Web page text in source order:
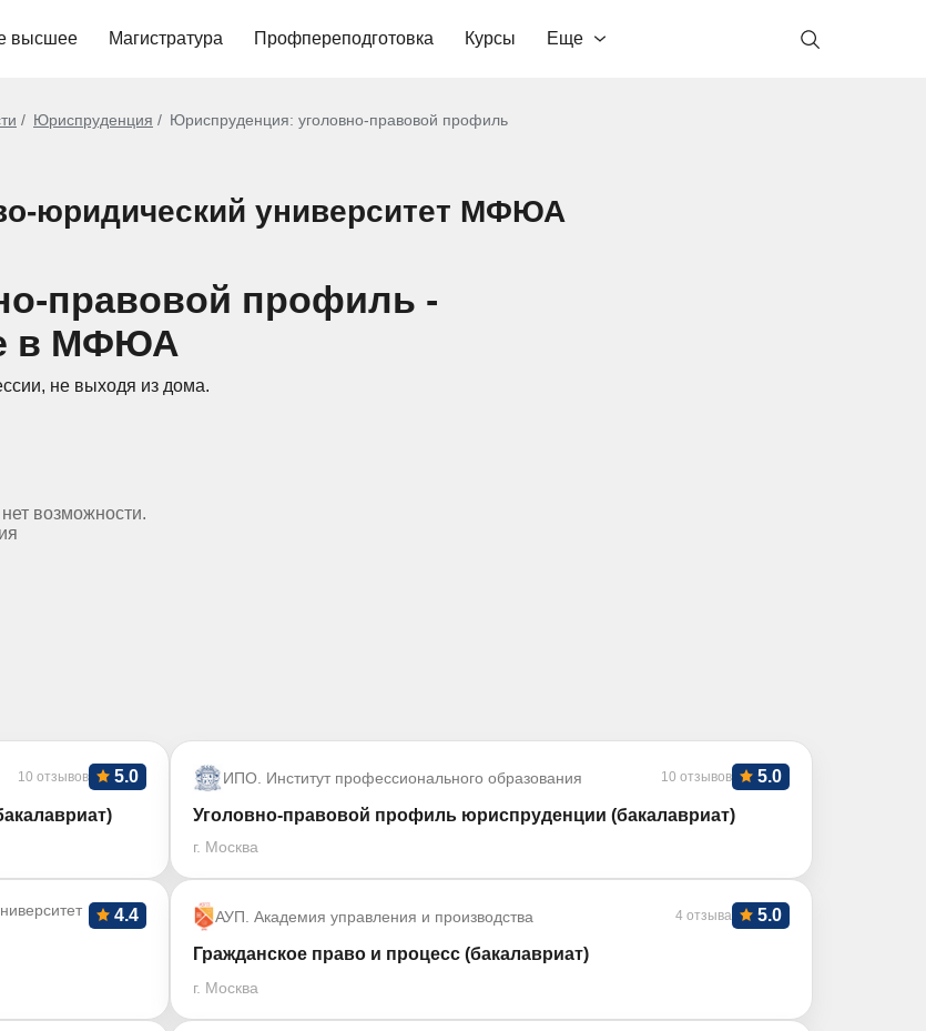
высшее Магистратура Профпереподготовка Курсы Еще
Юриспруденция Юриспруденция: уголовно-правовой профиль
юридический университет МФЮА
правовой профиль -
в МФЮА
не выходя из дома.
возможности.
10 отзывов 5.0 ИПО. Институт профессионального образования 10 отзывов 5.0
Уголовно-правовой профиль юриспруденции (бакалавриат)
г. Москва
4.4 АУП. Академия управления и производства 4 отзыва 5.0
Гражданское право и процесс (бакалавриат)
г. Москва